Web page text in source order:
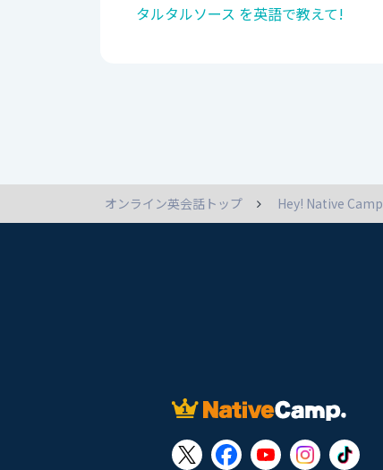
タルタルソース を英語で教えて!
オンライン英会話トップ Hey! Native Camp